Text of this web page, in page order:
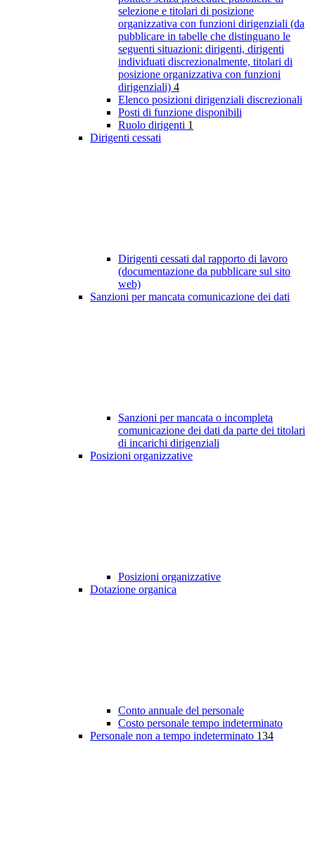
selezione e titolari di posizione
organizzativa con funzioni dirigenziali (da
pubblicare in tabelle che distinguano le
seguenti situazioni: dirigenti, dirigenti
individuati discrezionalmente, titolari di
posizione organizzativa con funzioni
dirigenziali) 4
Elenco posizioni dirigenziali discrezionali
Posti di funzione disponibili
Ruolo dirigenti 1
Dirigenti cessati
Dirigenti cessati dal rapporto di lavoro
(documentazione da pubblicare sul sito
web)
Sanzioni per mancata comunicazione dei dati
Sanzioni per mancata o incompleta
comunicazione dei dati da parte dei titolari
di incarichi dirigenziali
Posizioni organizzative
Posizioni organizzative
Dotazione organica
Conto annuale del personale
Costo personale tempo indeterminato
Personale non a tempo indeterminato 134